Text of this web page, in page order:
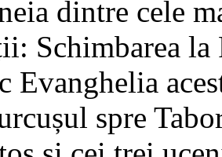
dintre cele
Schimbarea
Evanghelia
spre